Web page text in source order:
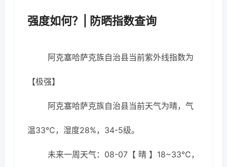
强度如何？| 防晒指数查询
阿克塞哈萨克族自治县当前紫外线指数为
【极强】
阿克塞哈萨克族自治县当前天气为晴，气
温33℃，湿度28%，34-5级。
未来一周天气：08-07【 晴 】18~33℃，